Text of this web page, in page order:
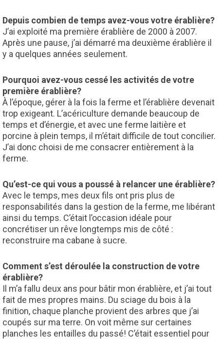
Depuis combien de temps avez-vous votre érablière?
J’ai exploité ma première érablière de 2000 à 2007.
Après une pause, j’ai démarré ma deuxième érablière il
y a quelques années seulement.
Pourquoi avez-vous cessé les activités de votre
première érablière?
À l’époque, gérer à la fois la ferme et l’érablière devenait
trop exigeant. L’acériculture demande beaucoup de
temps et d’énergie, et avec une ferme laitière et
porcine à plein temps, il m’était difficile de tout concilier.
J’ai donc choisi de me consacrer entièrement à la
ferme.
Qu’est-ce qui vous a poussé à relancer une érablière?
Avec le temps, mes deux fils ont pris plus de
responsabilités dans la gestion de la ferme, me libérant
ainsi du temps. C’était l’occasion idéale pour
concrétiser un rêve longtemps mis de côté :
reconstruire ma cabane à sucre.
Comment s’est déroulée la construction de votre
érablière?
Il m’a fallu deux ans pour bâtir mon érablière, et j’ai tout
fait de mes propres mains. Du sciage du bois à la
finition, chaque planche provient des arbres que j’ai
coupés sur ma terre. On voit même sur certaines
planches les entailles du passé! C’était essentiel pour